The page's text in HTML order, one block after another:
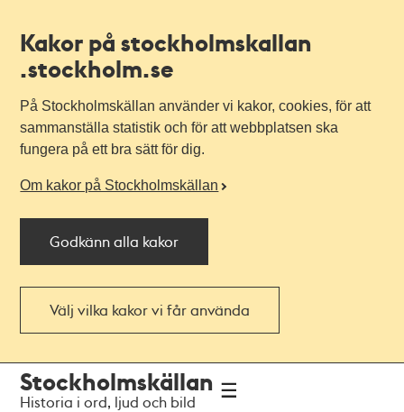
Kakor på stockholmskallan
.stockholm.se
På Stockholmskällan använder vi kakor, cookies, för att
sammanställa statistik och för att webbplatsen ska
fungera på ett bra sätt för dig.
Om kakor på Stockholmskällan
Godkänn alla kakor
Välj vilka kakor vi får använda
navigationen
huvudinnehållet
Stockholmskällan
Historia i ord, ljud och bild